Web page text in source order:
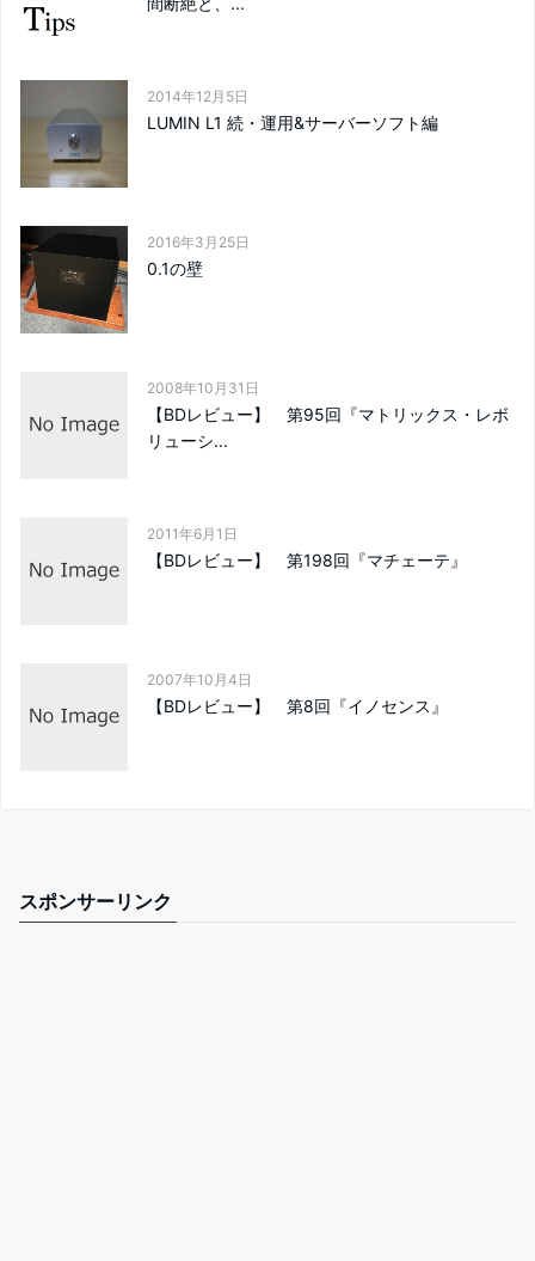
2014年12月5日
LUMIN L1 続・運用&サーバーソフト編
2016年3月25日
0.1の壁
2008年10月31日
【BDレビュー】 第95回『マトリックス・レボ
リューシ...
2011年6月1日
【BDレビュー】 第198回『マチェーテ』
2007年10月4日
【BDレビュー】 第8回『イノセンス』
スポンサーリンク